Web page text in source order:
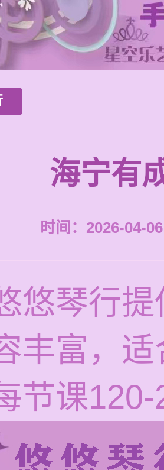
海宁有
时间：2026-04-
悠琴行
丰富，
节课